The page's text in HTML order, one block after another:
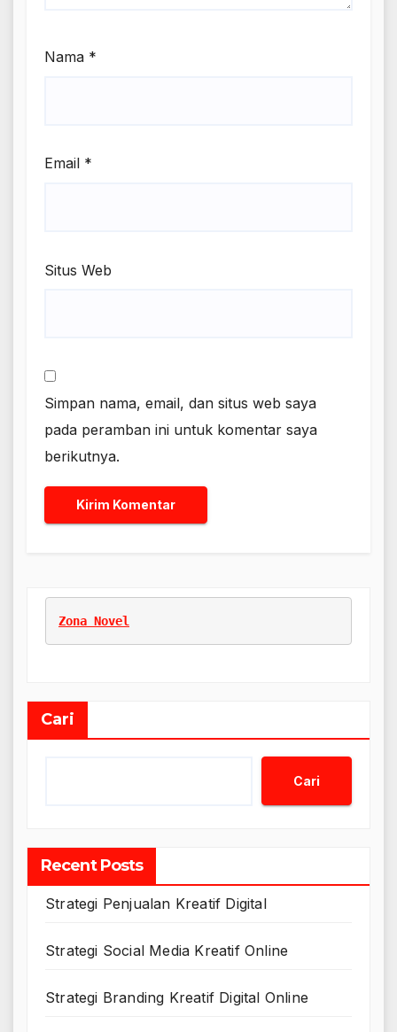
Nama *
Email *
Situs Web
Simpan nama, email, dan situs web saya
pada peramban ini untuk komentar saya
berikutnya.
Zona Novel
Cari
Cari
Recent Posts
Strategi Penjualan Kreatif Digital
Strategi Social Media Kreatif Online
Strategi Branding Kreatif Digital Online